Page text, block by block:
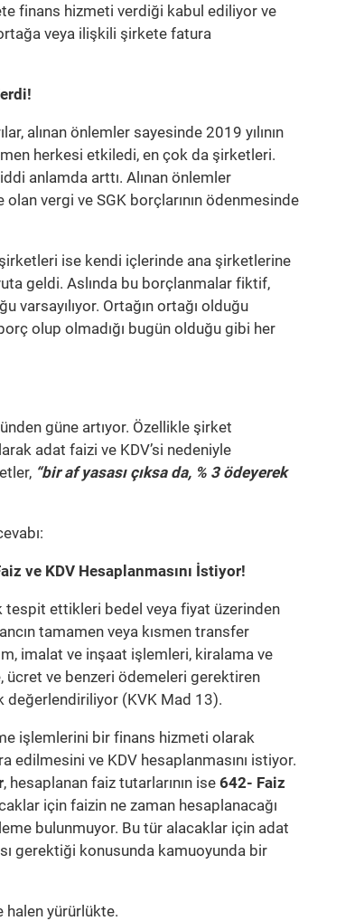
finans hizmeti verdiği kabul ediliyor ve
veya ilişkili şirkete fatura
alınan önlemler sayesinde 2019 yılının
herkesi etkiledi, en çok da şirketleri.
anlamda arttı. Alınan önlemler
olan vergi ve SGK borçlarının ödenmesinde
ise kendi içlerinde ana şirketlerine
geldi. Aslında bu borçlanmalar fiktif,
Ortağın ortağı olduğu
olup olmadığı bugün olduğu gibi her
güne artıyor. Özellikle şirket
adat faizi ve KDV’si nedeniyle
“bir af yasası çıksa da, % 3 ödeyerek
ve KDV Hesaplanmasını İstiyor!
tespit ettikleri bedel veya fiyat üzerinden
tamamen veya kısmen transfer
imalat ve inşaat işlemleri, kiralama ve
ücret ve benzeri ödemeleri gerektiren
değerlendiriliyor (KVK Mad 13).
işlemlerini bir finans hizmeti olarak
ve KDV hesaplanmasını istiyor.
, hesaplanan faiz tutarlarının ise 642- Faiz
için faizin ne zaman hesaplanacağı
bulunmuyor. Bu tür alacaklar için adat
gerektiği konusunda kamuoyunda bir
halen yürürlükte.